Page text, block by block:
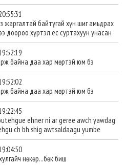
байтугай хүн шиг амьдрах
доороо хүртэл ёс суртахуун унасан
байна даа хар мөртэй юм бэ
байна даа хар мөртэй юм бэ
ehner ni ar geree awch yawdag
ch bh shig awtsaldaagu yumbe
нөкөр...бөк биш